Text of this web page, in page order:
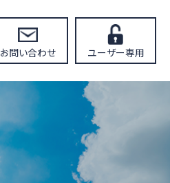
お問い合わせ ユーザー専用